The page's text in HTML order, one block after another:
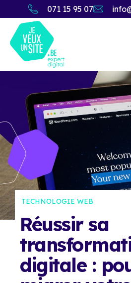
071 15 95 07
TECHNOLOGIE WEB
Réussir sa
digitale :